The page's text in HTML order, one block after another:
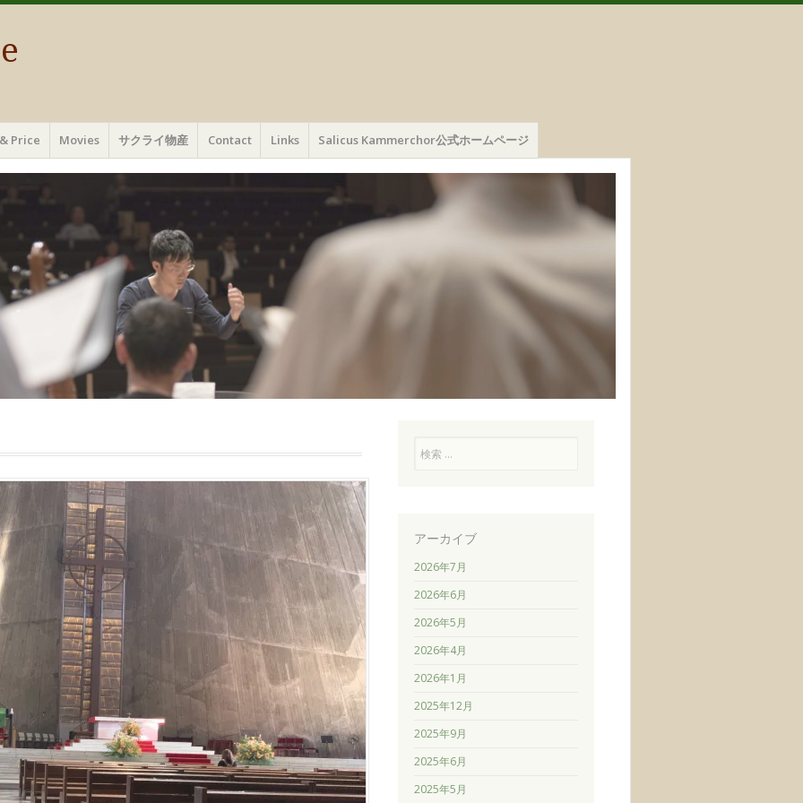
Price Movies サクライ物産 Contact Links Salicus Kammerchor公式ホームページ
索
アーカイブ
2026年7月
2026年6月
2026年5月
2026年4月
2026年1月
2025年12月
2025年9月
2025年6月
2025年5月